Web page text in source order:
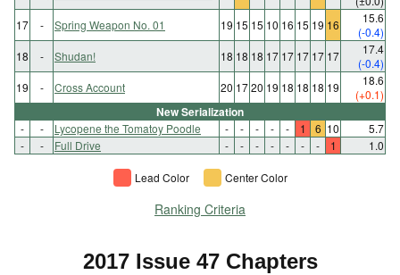
17
- Spring Weapon No. 01 19 15 15 10 16 15 19 16
15.6
(-0.4)
18
- Shudan! 18 18 18 17 17 17 17 17
17.4
(-0.4)
19
- Cross Account 20 1720 19 18 18 18 19
18.6
(+0.1)
New Serialization
- - Lycopene the Tomatoy Poodle - - - - - 1 6 10
5.7
-
- Full Drive - - - - - - - 1 1.0
Lead Color Center Color
Ranking Criteria
2017 Issue 47 Chapters